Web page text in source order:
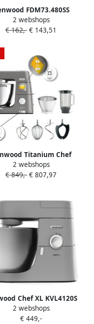
FDM73.480SS
MultiP)ro One Touch
Zilver
Express Serve
2 webshops
€ 162,- € 143,51
Titanium Chef
XL KWL90.124SI |
Keukenrobots |
2 webshops
€ 849,- € 807,97
Chef XL KVL4120S
| Keukenrobots |
Keuken&Koken
2 webshops
€ 449,-